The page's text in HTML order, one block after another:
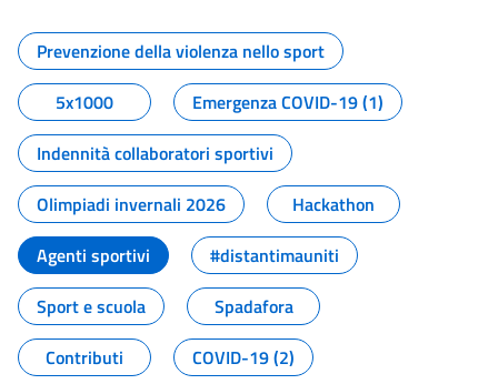
Tutti i contenuti della pagina
Prevenzione della violenza nello sport
5x1000
Emergenza COVID-19 (1)
Indennità collaboratori sportivi
Olimpiadi invernali 2026
Hackathon
Agenti sportivi
#distantimauniti
Sport e scuola
Spadafora
Contributi
COVID-19 (2)